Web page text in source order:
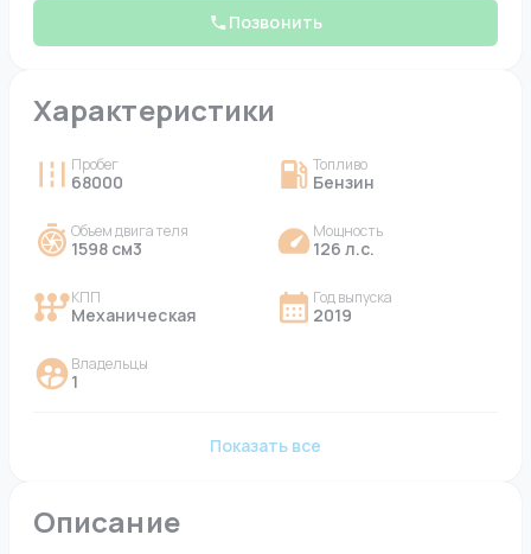
Позвонить
Характеристики
Пробег
68000
Топливо
Бензин
Объем двигателя
1598 см3
Мощность
126 л.с.
КПП
Механическая
Год выпуска
2019
Владельцы
1
Показать все
Описание